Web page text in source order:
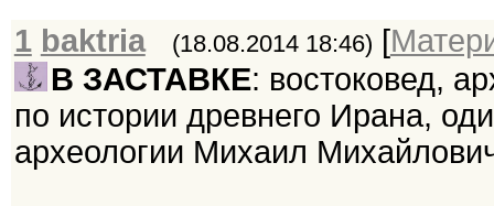
1 baktria (18.08.2014 18:46) [
В ЗАСТАВКЕ: востоковед,
по истории древнего Ирана,
археологии Михаил